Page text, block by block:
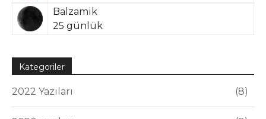
Balzamik
25 günlük
Kategoriler
2022 Yazıları 8